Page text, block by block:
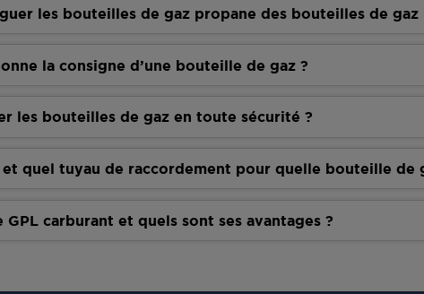
les bouteilles de gaz propane des bouteilles de gaz
la consigne d’une bouteille de gaz ?
les bouteilles de gaz en toute sécurité ?
quel tuyau de raccordement pour quelle bouteille de
GPL carburant et quels sont ses avantages ?